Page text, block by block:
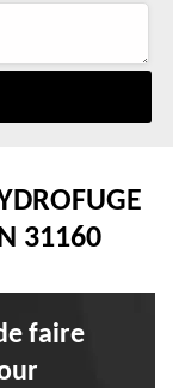
31160
faire